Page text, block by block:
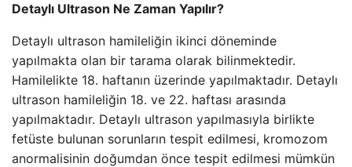
Detaylı Ultrason Ne Zaman Yapılır?
Detaylı ultrason hamileliğin ikinci döneminde
yapılmakta olan bir tarama olarak bilinmektedir.
Hamilelikte 18. haftanın üzerinde yapılmaktadır. Detaylı
ultrason hamileliğin 18. ve 22. haftası arasında
yapılmaktadır. Detaylı ultrason yapılmasıyla birlikte
fetüste bulunan sorunların tespit edilmesi, kromozom
anormalisinin doğumdan önce tespit edilmesi mümkün